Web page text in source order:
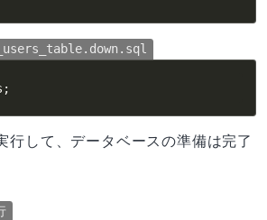
;
行して、データベースの準備は完了